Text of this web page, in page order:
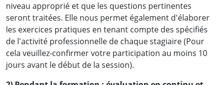
niveau approprié et que les questions pertinentes
seront traitées. Elle nous permet également d'élaborer
les exercices pratiques en tenant compte des spécifiés
de l'activité professionnelle de chaque stagiaire (Pour
cela veuillez-confirmer votre participation au moins 10
jours avant le début de la session).